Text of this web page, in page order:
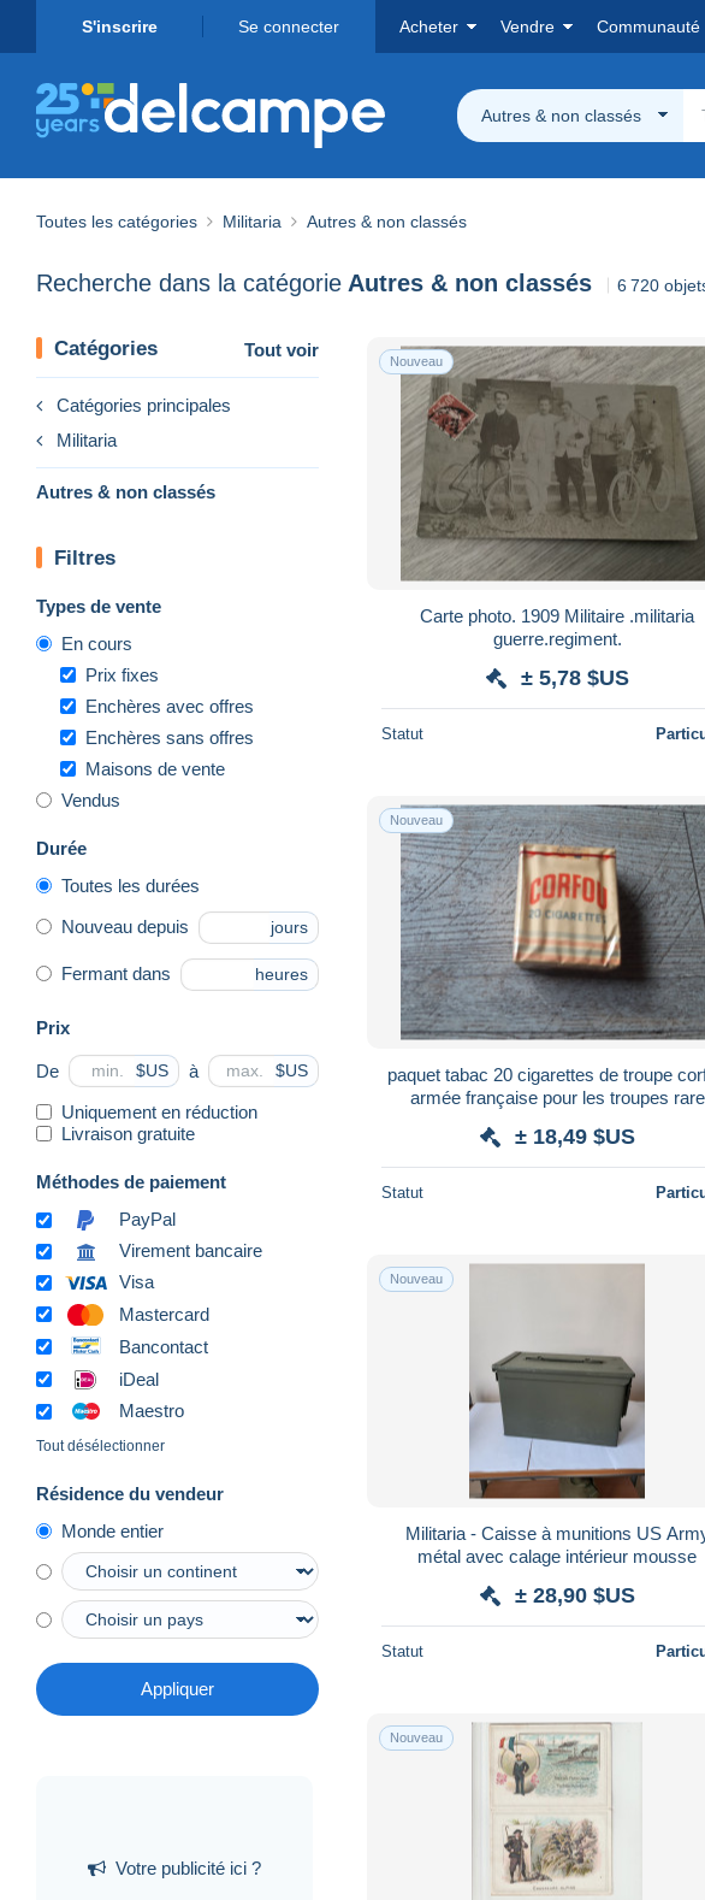
S'inscrire Se connecter Acheter Vendre Communauté
Autres & non classés
Toutes les catégories Militaria Autres & non classés
Recherche dans la catégorie Autres & non classés 6 720
Catégories Tout voir
Catégories principales
Militaria
Autres & non classés
Filtres
Types de vente
En cours
Prix fixes
Enchères avec offres
Enchères sans offres
Maisons de vente
Vendus
Durée
Toutes les durées
Nouveau depuis jours
Fermant dans heures
Prix
De $US à $US
Uniquement en réduction
Livraison gratuite
Méthodes de paiement
PayPal
Virement bancaire
Visa
Mastercard
Bancontact
iDeal
Maestro
Tout désélectionner
Résidence du vendeur
Monde entier
Appliquer
Votre publicité ici ?
Nouveau
Carte photo. 1909 Militaire .militaria
guerre.regiment.
± 5,78 $US
Statut
Nouveau
paquet tabac 20 cigarettes de troupe
armée française pour les troupes rare
± 18,49 $US
Statut
Nouveau
Militaria - Caisse à munitions US
métal avec calage intérieur mousse
± 28,90 $US
Statut
Nouveau